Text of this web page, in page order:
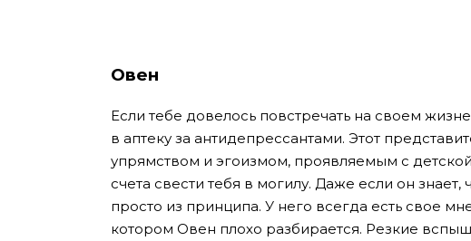
Овен
Если тебе довелось повстречать на своем
в аптеку за антидепрессантами. Этот
упрямством и эгоизмом, проявляемым с
счета свести тебя в могилу. Даже если он
просто из принципа. У него всегда есть свое
котором Овен плохо разбирается. Резкие